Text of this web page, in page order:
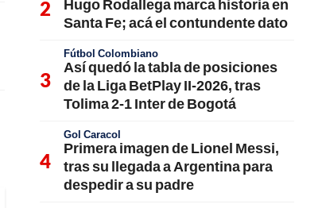
Hugo Rodallega marca historia en
Santa Fe; acá el contundente dato
Fútbol Colombiano
Así quedó la tabla de posiciones
de la Liga BetPlay II-2026, tras
Tolima 2-1 Inter de Bogotá
Gol Caracol
Primera imagen de Lionel Messi,
tras su llegada a Argentina para
despedir a su padre